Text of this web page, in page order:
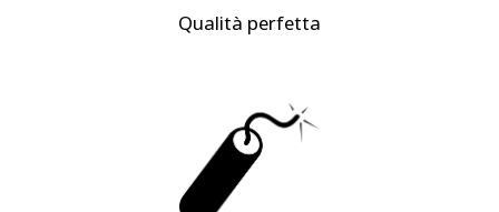
Qualità perfetta